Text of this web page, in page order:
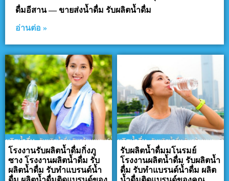
ดื่มอีสาน — ขายส่งน้ำดื่ม รับผลิตน้ำดื่ม
อ่านต่อ »
โรงงานรับผลิตน้ำดื่มกิ่งภู
ซาง โรงงานผลิตน้ำดื่ม รับ
ผลิตน้ำดื่ม รับทำแบรนด์น้ำ
รับผลิตน้ำดื่มมโนรมย์
โรงงานผลิตน้ำดื่ม รับผลิตน้ำ
ดื่ม รับทำแบรนด์น้ำดื่ม ผลิต